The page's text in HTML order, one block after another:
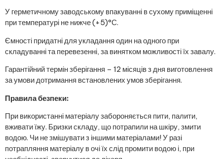
У герметичному заводському впакуванні в сухому приміщенні
при температурі не нижче (+5)°С.
Ємності придатні для укладання один на одного при
складуванні та перевезенні, за винятком можливості їх завалу.
Гарантійний термін зберігання – 12 місяців з дня виготовлення
за умови дотримання встановлених умов зберігання.
Правила безпеки:
При використанні матеріалу забороняється пити, палити,
вживати їжу. Бризки складу, що потрапили на шкіру, змити
водою. Чи не змішувати з іншими матеріалами! У разі
потрапляння матеріалу в очі їх слід промити водою і, при